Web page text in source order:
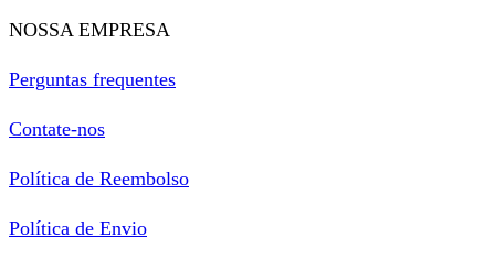
NOSSA EMPRESA
Perguntas frequentes
Contate-nos
Política de Reembolso
Política de Envio